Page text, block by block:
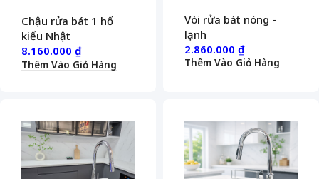
Chậu rửa bát 1 hố
kiểu Nhật
8.160.000 ₫
Thêm Vào Giỏ Hàng
Vòi rửa bát nóng -
lạnh
2.860.000 ₫
Thêm Vào Giỏ Hàng